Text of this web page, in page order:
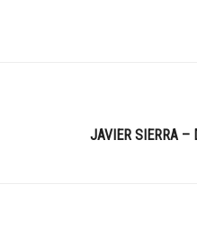
JAVIER SIERRA –